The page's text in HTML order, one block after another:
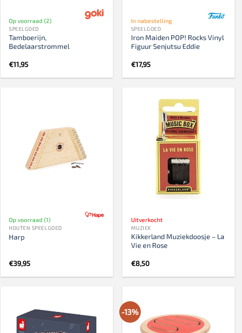
Op voorraad (2)
SPEELGOED
Tamboerijn,
Bedelaarstrommel
€11,95
In nabestelling
SPEELGOED
Iron Maiden POP! Rocks Vinyl
Figuur Senjutsu Eddie
€17,95
Op voorraad (1)
HOUTEN SPEELGOED
Harp
€39,95
Uitverkocht
MUZIEK
Kikkerland Muziekdoosje – La
Vie en Rose
€8,50
-13%